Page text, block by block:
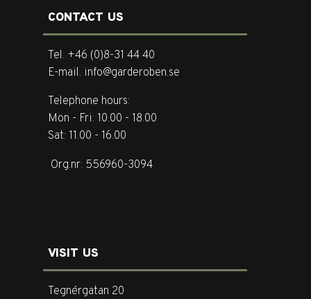
CONTACT US
Tel. +46 (0)8-31 44 40
E-mail. info@garderoben.se
Telephone hours:
Mon - Fri: 10.00 - 18.00
Sat: 11.00 - 16.00
Org.nr: 556960-3094
VISIT US
Tegnérgatan 20